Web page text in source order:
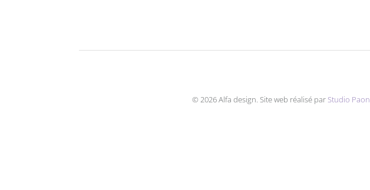
© 2026 Alfa design. Site web réalisé par Studio Paon